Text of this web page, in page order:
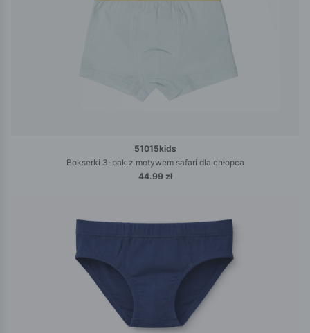
51015kids
Bokserki 3-pak z motywem safari dla chłopca
44.99 zł